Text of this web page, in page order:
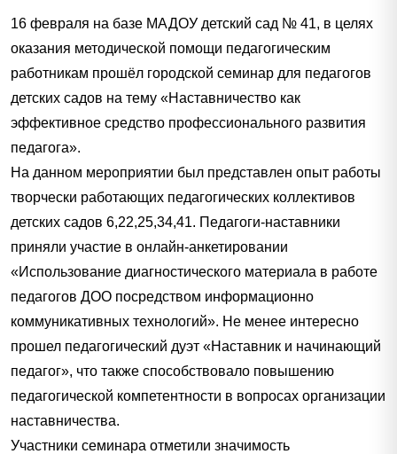
16 февраля на базе МАДОУ детский сад № 41, в целях
оказания методической помощи педагогическим
работникам прошёл городской семинар для педагогов
детских садов на тему «Наставничество как
эффективное средство профессионального развития
педагога».
На данном мероприятии был представлен опыт работы
творчески работающих педагогических коллективов
детских садов 6,22,25,34,41. Педагоги-наставники
приняли участие в онлайн-анкетировании
«Использование диагностического материала в работе
педагогов ДОО посредством информационно
коммуникативных технологий». Не менее интересно
прошел педагогический дуэт «Наставник и начинающий
педагог», что также способствовало повышению
педагогической компетентности в вопросах организации
наставничества.
Участники семинара отметили значимость